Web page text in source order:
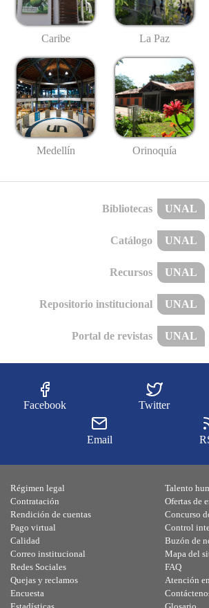
Caribe La Paz
Medellín Orinoquía
Bibliotecas UNAL
Catálogo UNAL
Recursos UNAL
Repositorio institucional UNAL
Portal de revistas UNAL
Facebook Twitter
Email
Régimen legal
Contratación
Rendición de cuentas
Pago virtual
Calidad
Talento
Ofertas de
Concurso
Control
Buzón de
Correo institucional
Redes Sociales
Quejas y reclamos
Encuesta
Mapa del
FAQ
Atención